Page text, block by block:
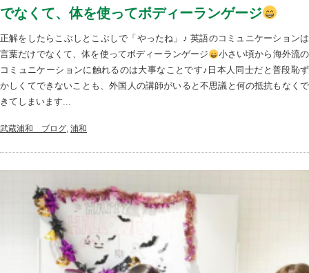
でなくて、体を使ってボディーランゲージ
正解をしたらこぶしとこぶしで「やったね」♪ 英語のコミュニケーションは
言葉だけでなくて、体を使ってボディーランゲージ
小さい頃から海外流の
コミュニケーションに触れるのは大事なことです♪日本人同士だと普段恥ず
かしくてできないことも、外国人の講師がいると不思議と何の抵抗もなくで
きてしまいます...
武蔵浦和＿ブログ, 浦和